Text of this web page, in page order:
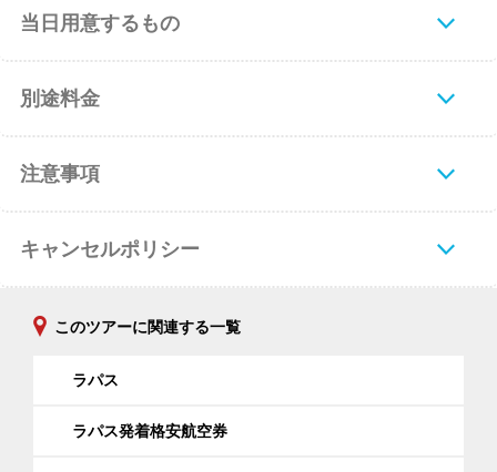
当日用意するもの
別途料金
注意事項
キャンセルポリシー
このツアーに関連する一覧
ラパス
ラパス発着格安航空券